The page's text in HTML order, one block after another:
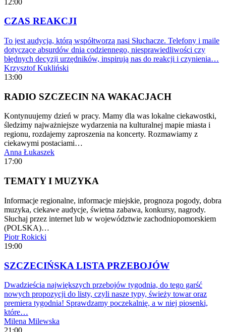
CZAS REAKCJI
To jest audycja, którą współtworzą nasi Słuchacze. Telefony i maile
dotyczące absurdów dnia codziennego, niesprawiedliwości czy
błędnych decyzji urzędników, inspirują nas do reakcji i czynienia…
Krzysztof Kukliński
13:00
RADIO SZCZECIN NA WAKACJACH
Kontynuujemy dzień w pracy. Mamy dla was lokalne ciekawostki,
śledzimy najważniejsze wydarzenia na kulturalnej mapie miasta i
regionu, rozdajemy zaproszenia na koncerty. Rozmawiamy z
ciekawymi postaciami…
Anna Łukaszek
17:00
TEMATY I MUZYKA
Informacje regionalne, informacje miejskie, prognoza pogody, dobra
muzyka, ciekawe audycje, świetna zabawa, konkursy, nagrody.
Słuchaj przez internet lub w województwie zachodniopomorskiem
(POLSKA)…
Piotr Rokicki
19:00
SZCZECIŃSKA LISTA PRZEBOJÓW
Dwadzieścia największych przebojów tygodnia, do tego garść
nowych propozycji do listy, czyli nasze typy, świeży towar oraz
premiera tygodnia! Sprawdzamy poczekalnię, a w niej piosenki,
które…
Milena Milewska